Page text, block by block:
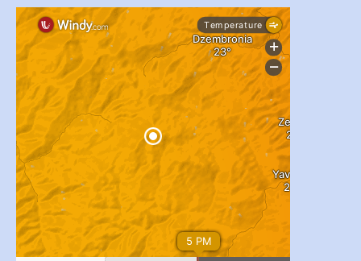
pimrec_project